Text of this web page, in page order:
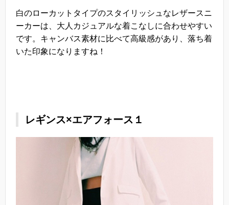
白のローカットタイプのスタイリッシュなレザースニ
ーカーは、大人カジュアルな着こなしに合わせやすい
です。キャンバス素材に比べて高級感があり、落ち着
いた印象になりますね！
レギンス×エアフォース１